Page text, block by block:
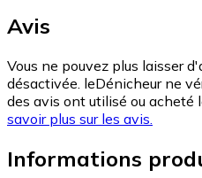
Avis
Vous ne pouvez plus laisser
désactivée. leDénicheur ne
des avis ont utilisé ou acheté
savoir plus sur les avis.
Informations